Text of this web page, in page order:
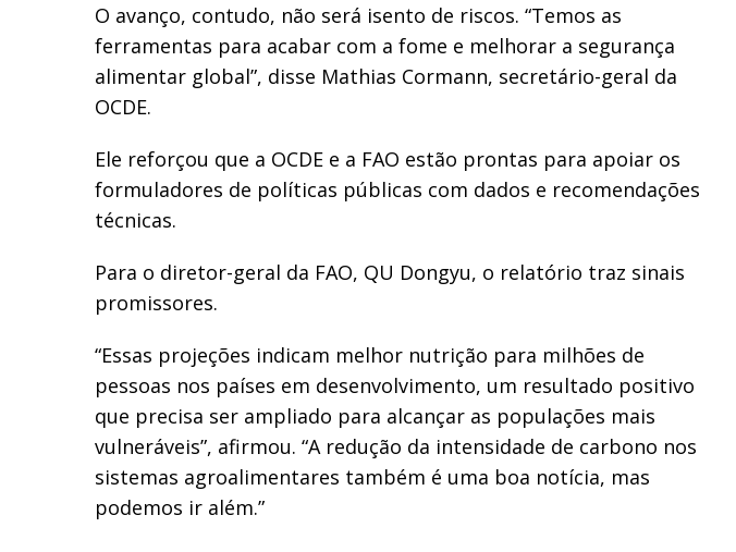
O avanço, contudo, não será isento de riscos. “Temos as
ferramentas para acabar com a fome e melhorar a segurança
alimentar global”, disse Mathias Cormann, secretário-geral da
OCDE.
Ele reforçou que a OCDE e a FAO estão prontas para apoiar os
formuladores de políticas públicas com dados e recomendações
técnicas.
Para o diretor-geral da FAO, QU Dongyu, o relatório traz sinais
promissores.
“Essas projeções indicam melhor nutrição para milhões de
pessoas nos países em desenvolvimento, um resultado positivo
que precisa ser ampliado para alcançar as populações mais
vulneráveis”, afirmou. “A redução da intensidade de carbono nos
sistemas agroalimentares também é uma boa notícia, mas
podemos ir além.”